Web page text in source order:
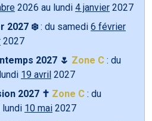
2026 au lundi 4 janvier 2027
2027 ❄️: du samedi 6 février
2027
2027 🌷 Zone C : du
19 avril 2027
2027 ✝️ Zone C : du
lundi 10 mai 2027